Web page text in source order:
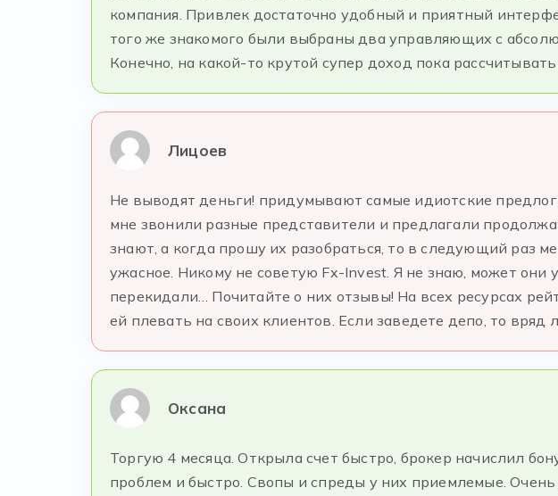
компания. Привлек достаточно удобный и приятный
того же знакомого были выбраны два управляющих с
Конечно, на какой-то крутой супер доход пока
Лицоев
Не выводят деньги! придумывают самые идиотские
мне звонили разные представители и предлагали
знают, а когда прошу их разобраться, то в следующий раз
ужасное. Никому не советую Fx-Invest. Я не знаю, может они
перекидали… Почитайте о них отзывы! На всех ресурсах
ей плевать на своих клиентов. Если заведете депо, то вряд
Оксана
Торгую 4 месяца. Открыла счет быстро, брокер начислил
проблем и быстро. Свопы и спреды у них приемлемые.